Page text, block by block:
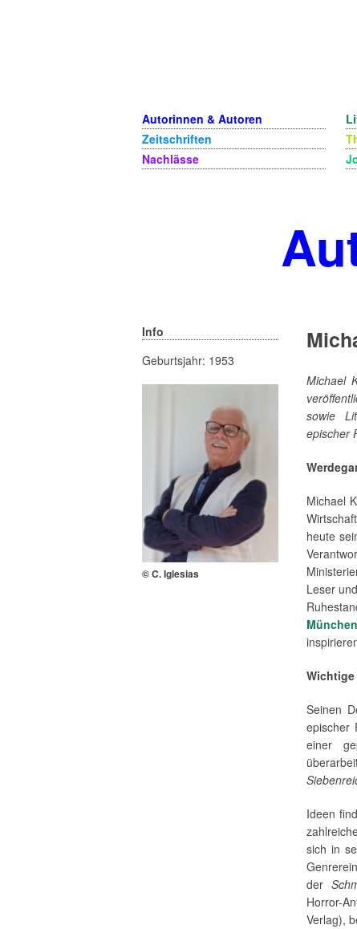
Autorinnen & Autoren
Zeitschriften
Nachlässe
Info
Geburtsjahr: 1953
© C. Iglesias
Michael
sowie
epischer
Michael
heute
Leser
München
Wichtige
Seinen
epischer
einer
Ideen
sich in
der
Horror-
Verlag),